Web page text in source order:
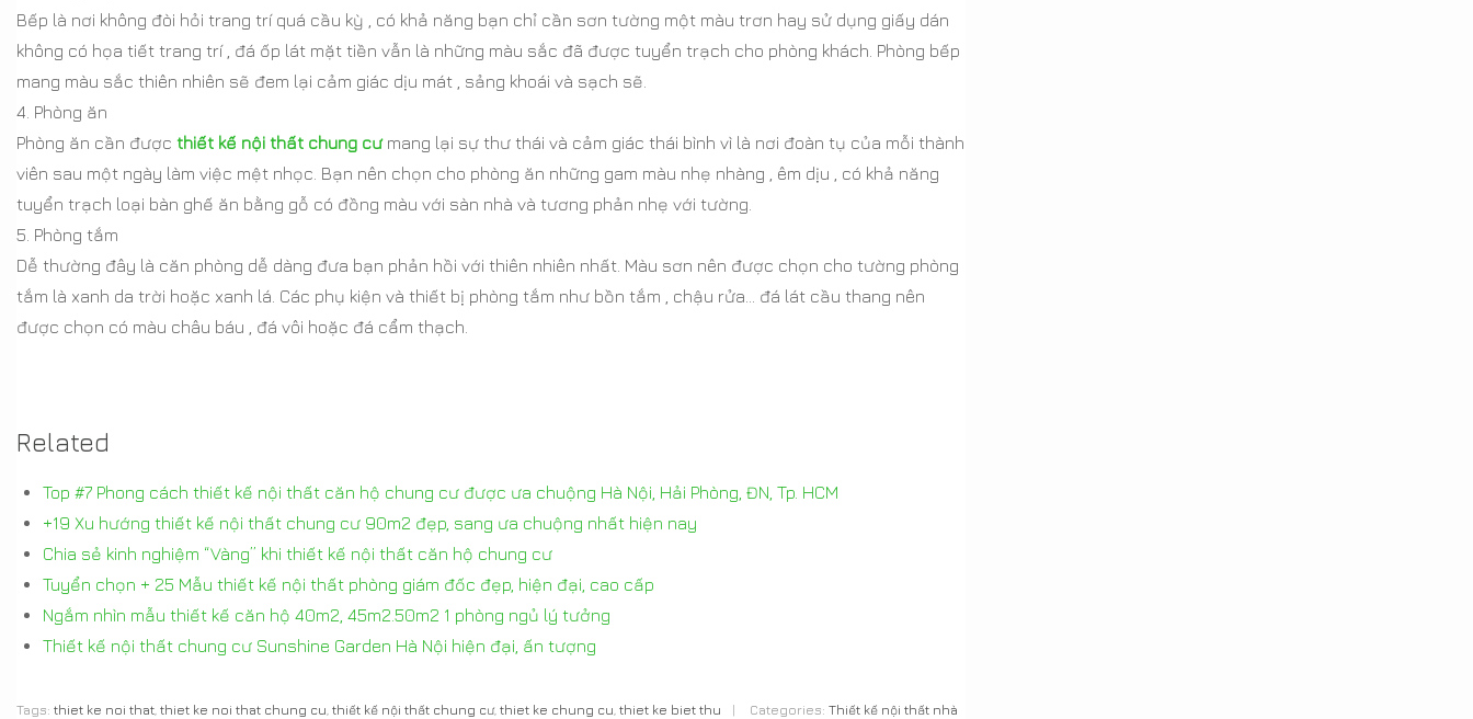
Bếp là nơi không đòi hỏi trang trí quá cầu kỳ , có khả năng bạn chỉ cần sơn tường một màu trơn hay sử dụng giấy dán
không có họa tiết trang trí , đá ốp lát mặt tiền vẫn là những màu sắc đã được tuyển trạch cho phòng khách. Phòng bếp
mang màu sắc thiên nhiên sẽ đem lại cảm giác dịu mát , sảng khoái và sạch sẽ.
4. Phòng ăn
Phòng ăn cần được thiết kế nội thất chung cư mang lại sự thư thái và cảm giác thái bình vì là nơi đoàn tụ của mỗi thành
viên sau một ngày làm việc mệt nhọc. Bạn nên chọn cho phòng ăn những gam màu nhẹ nhàng , êm dịu , có khả năng
tuyển trạch loại bàn ghế ăn bằng gỗ có đồng màu với sàn nhà và tương phản nhẹ với tường.
5. Phòng tắm
Dễ thường đây là căn phòng dễ dàng đưa bạn phản hồi với thiên nhiên nhất. Màu sơn nên được chọn cho tường phòng
tắm là xanh da trời hoặc xanh lá. Các phụ kiện và thiết bị phòng tắm như bồn tắm , chậu rửa… đá lát cầu thang nên
được chọn có màu châu báu , đá vôi hoặc đá cẩm thạch.
Related
Top #7 Phong cách thiết kế nội thất căn hộ chung cư được ưa chuộng Hà Nội, Hải Phòng, ĐN, Tp. HCM
+19 Xu hướng thiết kế nội thất chung cư 90m2 đẹp, sang ưa chuộng nhất hiện nay
Chia sẻ kinh nghiệm “Vàng” khi thiết kế nội thất căn hộ chung cư
Tuyển chọn + 25 Mẫu thiết kế nội thất phòng giám đốc đẹp, hiện đại, cao cấp
Ngắm nhìn mẫu thiết kế căn hộ 40m2, 45m2.50m2 1 phòng ngủ lý tưởng
Thiết kế nội thất chung cư Sunshine Garden Hà Nội hiện đại, ấn tượng
Tags: thiet ke noi that thiet ke noi that chung cu thiết kế nội thất chung cư, thiet ke chung cu thiet ke biet thu | Categories: Thiết kế nội thất nhà